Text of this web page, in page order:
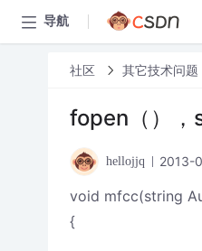
导航
社区 其它技术问题
fopen（），
hellojjq 2013-
void mfcc(string
{